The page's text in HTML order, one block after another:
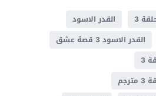
3
القدر الاسود
القدر الاسود 3 قصة عشق
3